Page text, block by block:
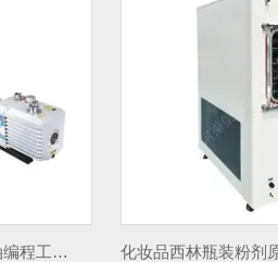
化妆品西林瓶装粉剂原位真空冻干机自动压塞